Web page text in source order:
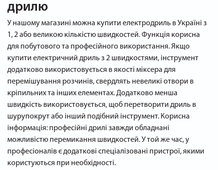
дрилю
У нашому магазині можна купити електродриль в Україні з
1, 2 або великою кількістю швидкостей. Функція корисна
для побутового та професійного використання. Якщо
купити електричний дриль з 2 швидкостями, інструмент
додатково використовується в якості міксера для
перемішування розчинів, свердлять невеликі отвори в
кріпильних та інших елементах. Додатково менша
швидкість використовується, щоб перетворити дриль в
шурупокрут або інший подібний інструмент. Корисна
інформація: професійні дрилі завжди обладнані
можливістю перемикання швидкостей. У той же час, у
професіоналів є додаткові спеціалізовані пристрої, якими
користуються при необхідності.